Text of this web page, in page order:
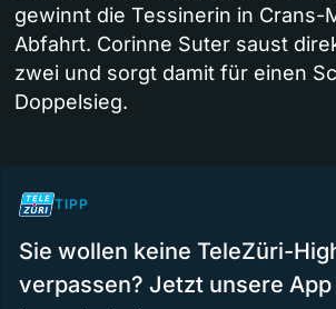
gewinnt die Tessinerin in Crans-
Abfahrt. Corinne Suter saust
zwei und sorgt damit für einen
Doppelsieg.
TIPP
Sie wollen keine TeleZüri-
verpassen? Jetzt unsere App